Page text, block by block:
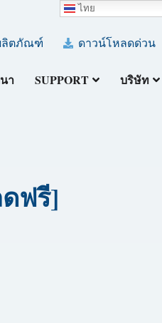
ลิตภัณฑ์ ดาวน์โหลดด่วน
า SUPPORT บริษัท
ฟรี]
ไทย